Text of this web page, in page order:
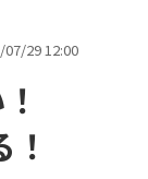
07/29 12:00
！